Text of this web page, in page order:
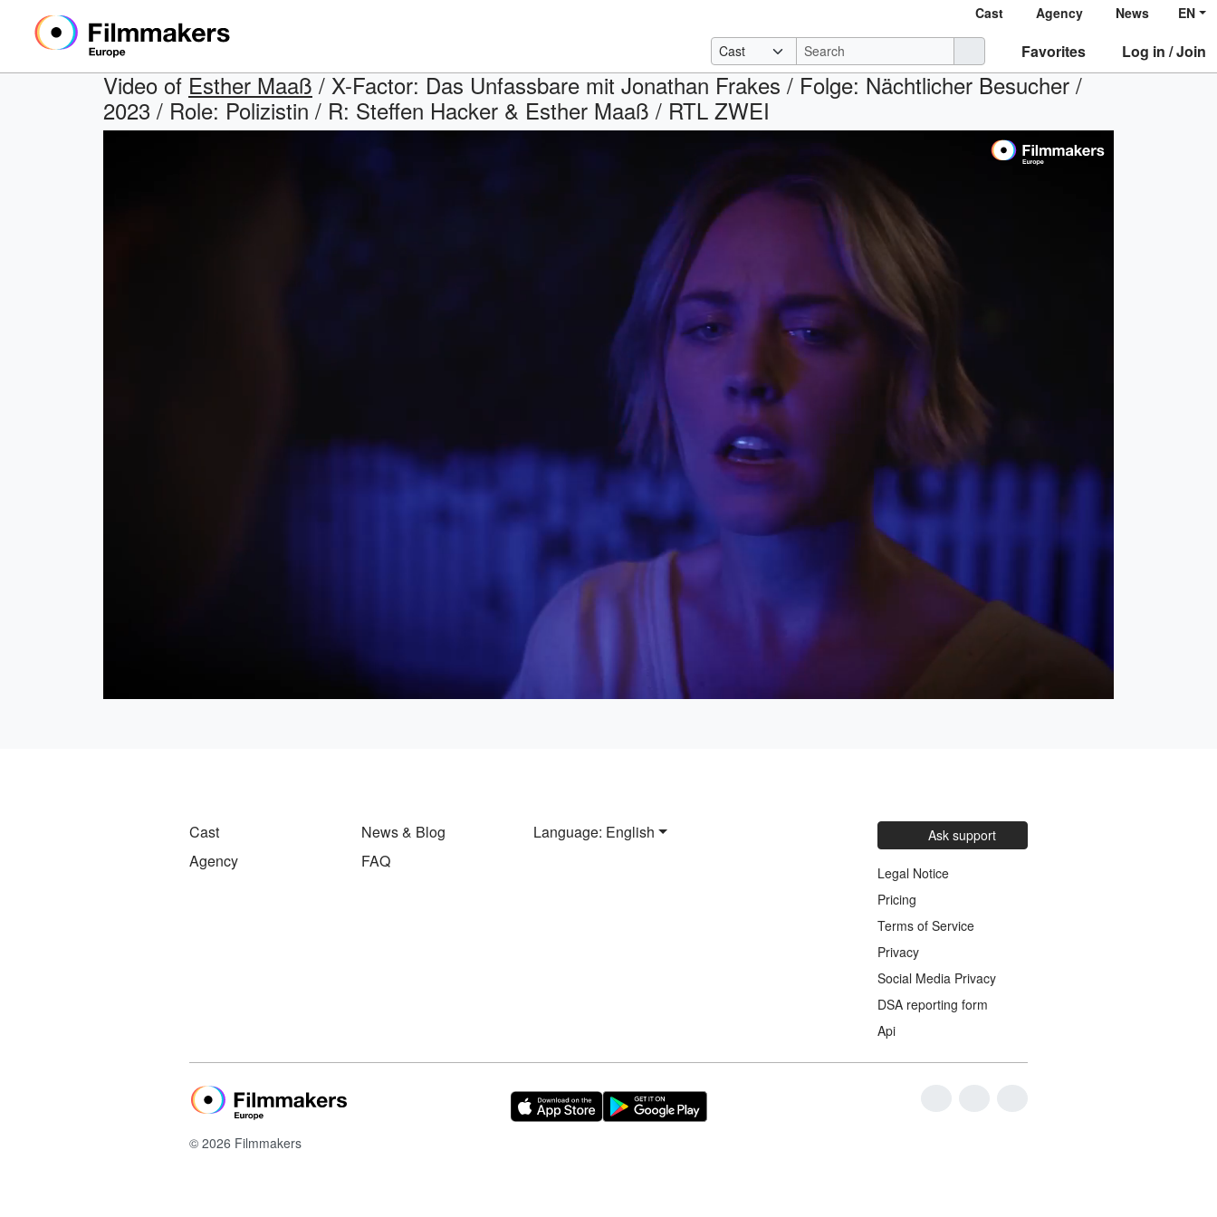
Cast Agency News EN
Favorites Log in / Join
Video of Esther Maaß / X-Factor: Das Unfassbare mit Jonathan Frakes / Folge: Nächtlicher Besucher /
2023 / Role: Polizistin / R: Steffen Hacker & Esther Maaß / RTL ZWEI
52.56%
Cast
Agency
News & Blog
FAQ
Language: English Ask support
Legal Notice
Pricing
Terms of Service
Privacy
Social Media Privacy
DSA reporting form
Api
© 2026 Filmmakers